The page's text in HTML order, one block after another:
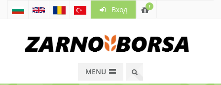
Вход !
MENU